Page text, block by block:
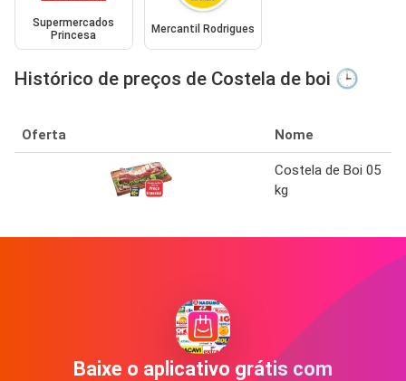
Supermercados
Princesa
Mercantil Rodrigues
Histórico de preços de Costela de boi 🕒
Oferta Nome
Costela de Boi 05
kg
Baixe o aplicativo grátis com